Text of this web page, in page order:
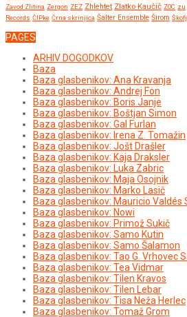
Zavod Zlitina Zergon ZEZ Zhlehtet Zlatko Kaučič ZOC zu
Records ČIPke Črna skrinjica Šalter Ensemble Širom
PAGES
ARHIV DOGODKOV
Baza
Baza glasbenikov: Ana Kravanja
Baza glasbenikov: Andrej Fon
Baza glasbenikov: Boris Janje
Baza glasbenikov: Boštjan Simon
Baza glasbenikov: Gal Furlan
Baza glasbenikov: Irena Z. Tomažin
Baza glasbenikov: Jošt Drašler
Baza glasbenikov: Kaja Draksler
Baza glasbenikov: Luka Zabric
Baza glasbenikov: Maja Osojnik
Baza glasbenikov: Marko Lasič
Baza glasbenikov: Mauricio Valdés
Baza glasbenikov: Nowi
Baza glasbenikov: Primož Sukič
Baza glasbenikov: Samo Kutin
Baza glasbenikov: Samo Šalamon
Baza glasbenikov: Tao G. Vrhovec
Baza glasbenikov: Tea Vidmar
Baza glasbenikov: Tilen Kravos
Baza glasbenikov: Tilen Lebar
Baza glasbenikov: Tisa Neža Herlec
Baza glasbenikov: Tomaž Grom